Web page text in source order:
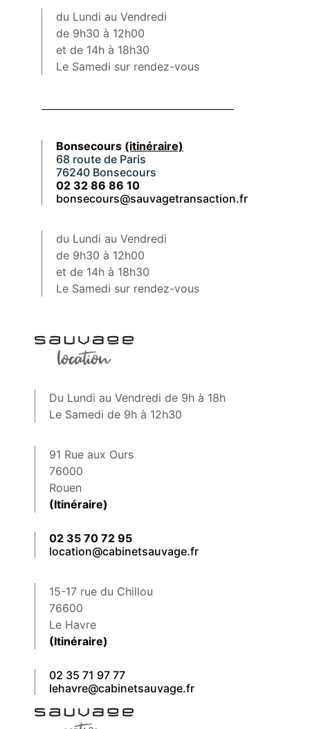
du Lundi au Vendredi
de 9h30 à 12h00
et de 14h à 18h30
Le Samedi sur rendez-vous
Bonsecours (itinéraire)
68 route de Paris
76240 Bonsecours
02 32 86 86 10
bonsecours@sauvagetransaction.fr
du Lundi au Vendredi
de 9h30 à 12h00
et de 14h à 18h30
Le Samedi sur rendez-vous
Du Lundi au Vendredi de 9h à 18h
Le Samedi de 9h à 12h30
91 Rue aux Ours
76000
Rouen
(Itinéraire)
02 35 70 72 95
location@cabinetsauvage.fr
15-17 rue du Chillou
76600
Le Havre
(Itinéraire)
02 35 71 97 77
lehavre@cabinetsauvage.fr